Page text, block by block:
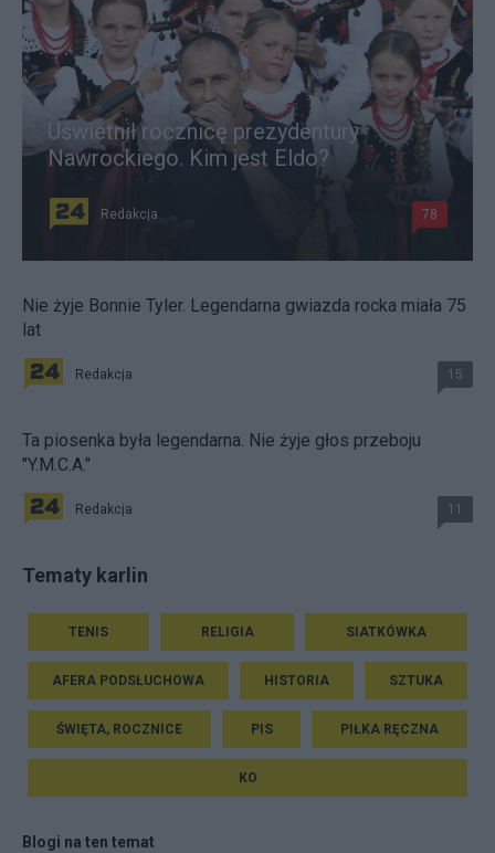
Uświetnił rocznicę prezydentury
Nawrockiego. Kim jest Eldo?
Redakcja 78
Nie żyje Bonnie Tyler. Legendarna gwiazda rocka miała 75
lat
Redakcja 15
Ta piosenka była legendarna. Nie żyje głos przeboju
"Y.M.C.A."
Redakcja 11
Tematy karlin
TENIS RELIGIA SIATKÓWKA
AFERA PODSŁUCHOWA HISTORIA SZTUKA
ŚWIĘTA, ROCZNICE PIS PIŁKA RĘCZNA
KO
Blogi na ten temat